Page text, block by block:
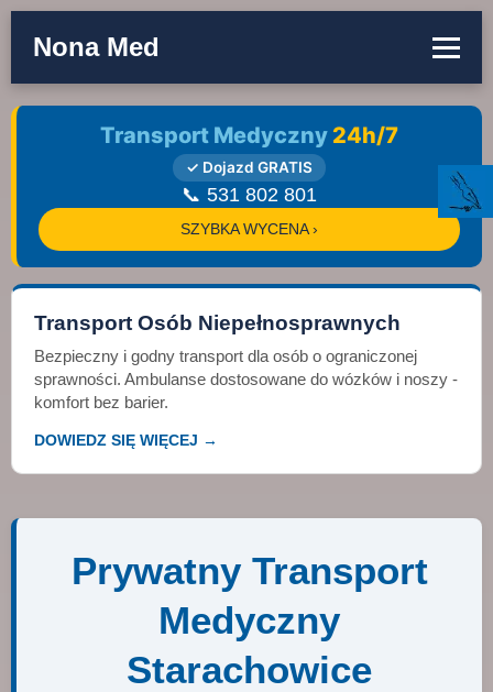
Nona Med
Transport Medyczny 24h/7
✓ Dojazd GRATIS
📞 531 802 801
SZYBKA WYCENA ›
Transport Osób Niepełnosprawnych
Bezpieczny i godny transport dla osób o ograniczonej
sprawności. Ambulanse dostosowane do wózków i noszy -
komfort bez barier.
DOWIEDZ SIĘ WIĘCEJ →
Prywatny Transport
Medyczny
Starachowice